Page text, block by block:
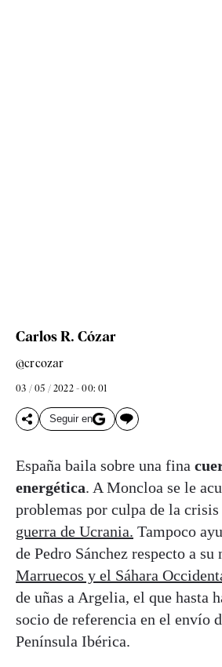
Carlos R. Cózar
@crcozar
03 / 05 / 2022 - 00: 01
Seguir en
España baila sobre una fina
energética. A Moncloa se le
problemas por culpa de la
guerra de Ucrania. Tampoco
de Pedro Sánchez respecto a su
Marruecos y el Sáhara
de uñas a Argelia, el que hasta
socio de referencia en el envío
Península Ibérica.